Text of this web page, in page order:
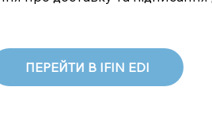
ПЕРЕЙТИ В IFIN EDI